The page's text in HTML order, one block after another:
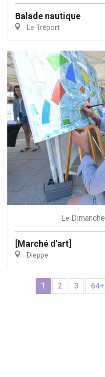
Balade nautique
Le Tréport
Le Dimanche
[Marché d'art]
Dieppe
1 2 3 64+